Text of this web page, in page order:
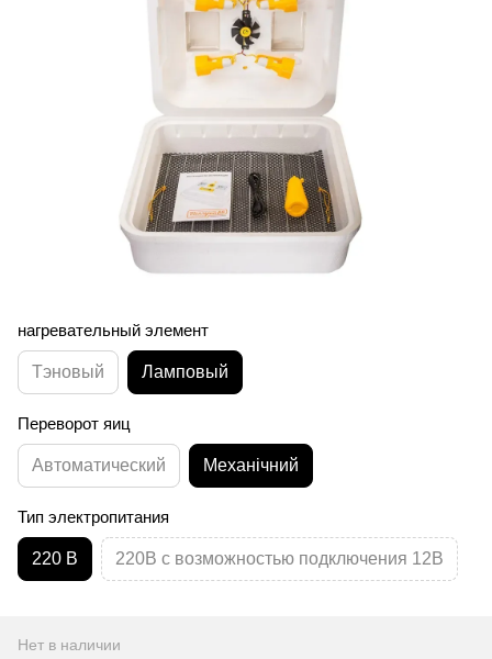
нагревательный элемент
Тэновый Ламповый
Переворот яиц
Автоматический Механічний
Тип электропитания
220 В 220В с возможностью подключения 12В
Нет в наличии